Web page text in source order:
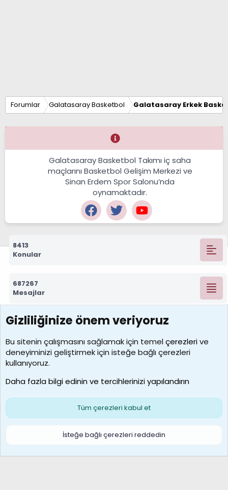
Forumlar Galatasaray Basketbol Galatasaray Erkek
Galatasaray Basketbol Takımı iç saha
maçlarını Basketbol Gelişim Merkezi ve
Sinan Erdem Spor Salonu’nda
oynamaktadır.
8413
Konular
687267
Mesajlar
7388
Kullanıcılar
borabekirogluu
Son üye
Çerezler
S
Gizliliğinize önem veriyoruz
Bu sitenin çalışmasını sağlamak için temelçerezlerive
deneyiminizi geliştirmek için isteğe bağlı çerezleri
kullanıyoruz.
Daha fazla bilgi edinin ve tercihlerinizi yapılandırın
Tüm çerezleri kabul et
İsteğe bağlı çerezleri reddedin